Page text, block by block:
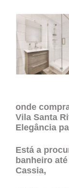
onde
Vila Santa
Elegância
Está a
banheiro
Cassia,